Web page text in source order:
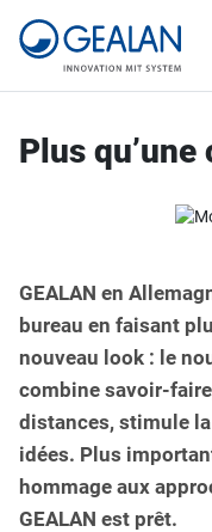
Plus
GEALAN en
bureau en faisant
nouveau look : le
combine savoir-
distances, stimule
idées. Plus
hommage aux
GEALAN est prêt.